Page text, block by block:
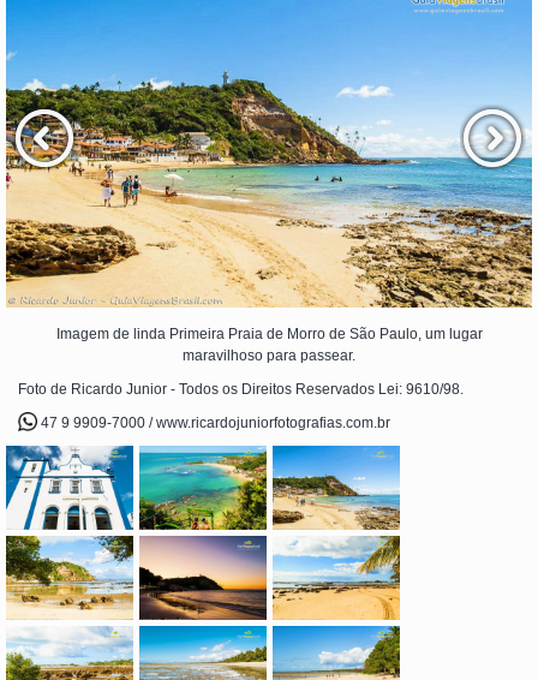
Imagem de linda Primeira Praia de Morro de São Paulo, um lugar
maravilhoso para passear.
Foto de Ricardo Junior - Todos os Direitos Reservados Lei: 9610/98.
47 9 9909-7000 / www.ricardojuniorfotografias.com.br